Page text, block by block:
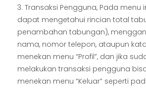
3. Transaksi Pengguna, Pada menu
dapat mengetahui rincian total
penambahan tabungan),
nama, nomor telepon, ataupun
menekan menu “Profil”, dan jika
melakukan transaksi pengguna
menekan menu “Keluar” seperti